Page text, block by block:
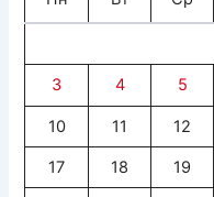
3 4 5
10 11 12
17 18 19